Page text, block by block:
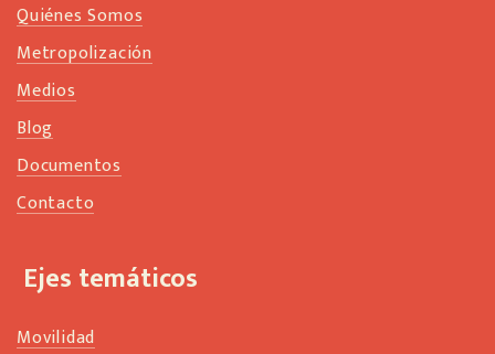
Quiénes Somos
Metropolización
Medios
Blog
Documentos
Contacto
Ejes temáticos
Movilidad